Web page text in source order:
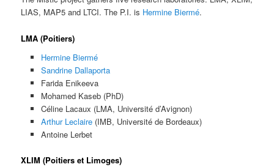
LIAS, MAP5 and LTCI. The P.I. is Hermine Biermé.
LMA (Poitiers)
Hermine Biermé
Sandrine Dallaporta
Farida Enikeeva
Mohamed Kaseb (PhD)
Céline Lacaux (LMA, Université d’Avignon)
Arthur Leclaire(IMB, Université de Bordeaux)
Antoine Lerbet
XLIM (Poitiers et Limoges)